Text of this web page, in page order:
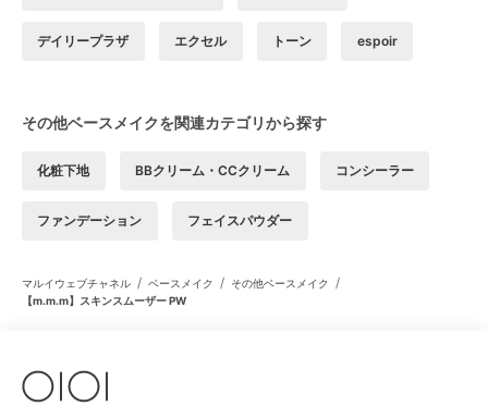
デイリープラザ エクセル トーン espoir
その他ベースメイクを関連カテゴリから探す
化粧下地 BBクリーム・CCクリーム コンシーラー
ファンデーション フェイスパウダー
マルイウェブチャネル / ベースメイク / その他ベースメイク /
【m.m.m】スキンスムーザー PW